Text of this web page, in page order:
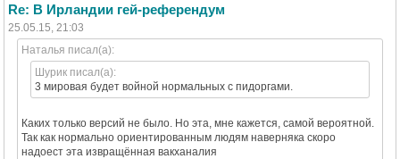
Re: В Ирландии гей-референдум
25.05.15, 21:03
Наталья писал(а):
Шурик писал(а):
3 мировая будет войной нормальных с пидоргами.
Каких только версий не было. Но эта, мне кажется, самой вероятной.
Так как нормально ориентированным людям наверняка скоро
надоест эта извращённая вакханалия